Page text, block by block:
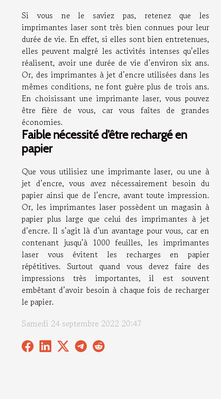
Si vous ne le saviez pas, retenez que les
imprimantes laser sont très bien connues pour leur
durée de vie. En effet, si elles sont bien entretenues,
elles peuvent malgré les activités intenses qu’elles
réalisent, avoir une durée de vie d’environ six ans.
Or, des imprimantes à jet d’encre utilisées dans les
mêmes conditions, ne font guère plus de trois ans.
En choisissant une imprimante laser, vous pouvez
être fière de vous, car vous faîtes de grandes
économies.
Faible nécessité d’être rechargé en
papier
Que vous utilisiez une imprimante laser, ou une à
jet d’encre, vous avez nécessairement besoin du
papier ainsi que de l’encre, avant toute impression.
Or, les imprimantes laser possèdent un magasin à
papier plus large que celui des imprimantes à jet
d’encre. Il s’agit là d’un avantage pour vous, car en
contenant jusqu’à 1000 feuilles, les imprimantes
laser vous évitent les recharges en papier
répétitives. Surtout quand vous devez faire des
impressions très importantes, il est souvent
embêtant d’avoir besoin à chaque fois de recharger
le papier.
Samedi 24 septembre 2022 20:47